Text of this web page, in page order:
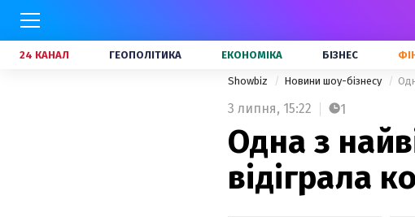
24 КАНАЛ ГЕОПОЛІТИКА ЕКОНОМІКА БІЗНЕС
Showbiz Новини шоу-бізнесу
3 липня, 15:22 1
Одна з
відіграла